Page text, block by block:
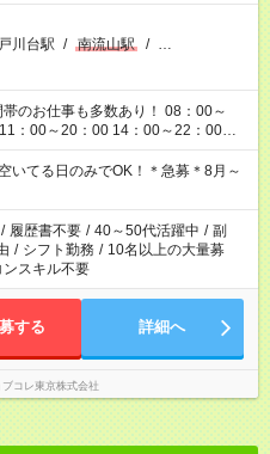
川台駅 / 南流山駅 / …
：00～20：00 14：00～22：00
23：00 22：00～7：00 等
てる日のみでOK！＊急募＊8月～
/ 履歴書不要 / 40～50代活躍中 / 副
/ シフト勤務 / 10名以上の大量募
ンスキル不要
する 詳細へ
ブコレ東京株式会社